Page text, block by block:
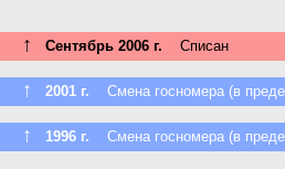
↑ Сентябрь 2006 г. Списан
↑ 2001 г. Смена госномера (в
↑ 1996 г. Смена госномера (в